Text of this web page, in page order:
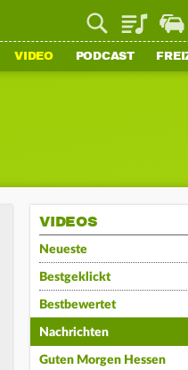
Playlist
VIDEO PODCAST
VIDEOS
Neueste
Bestgeklickt
Bestbewertet
Nachrichten
Guten Morgen Hessen